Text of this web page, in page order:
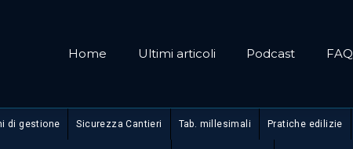
Home Ultimi articoli Podcast FAQ
di gestione Sicurezza Cantieri Tab. millesimali Pratiche edilizie